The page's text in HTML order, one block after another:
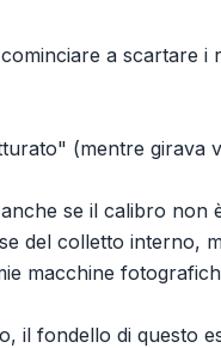
a scartare i
(mentre girava
se il calibro
del colletto interno,
macchine
il fondello di questo